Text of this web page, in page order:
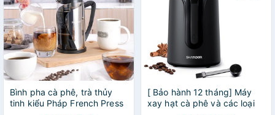
Bình pha cà phê, trà thủy
tinh kiểu Pháp French Press
[ Bảo hành 12 tháng] Máy
xay hạt cà phê và các loại